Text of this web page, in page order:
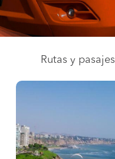
Rutas y pasajes